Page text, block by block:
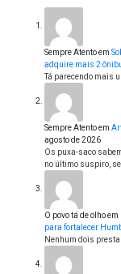
Sempre Atentoem
adquire mais 2
Tá parecendo mais
Sempre Atentoem
agosto de 2026
Os puxa-saco
no último suspiro, se
O povo tá de olhoem
para fortalecer
Nenhum dois